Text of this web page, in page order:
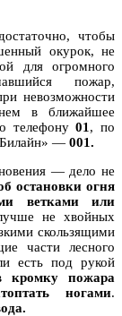
чтобы
окурок, не
для огромного
пожар,
невозможности
в ближайшее
телефону01 , по
— 001.
— дело не
остановки огня
ветками или
не хвойных
скользящими
части лесного
есть под рукой
кромку пожара
ногами.